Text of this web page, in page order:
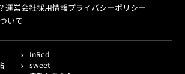
運営会社採用情報プライバシーポリシー
いて
InRed
sweet